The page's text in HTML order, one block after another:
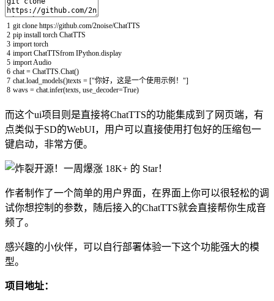
1
2
3
4
5
6
7
8
git clone https://github com/2noise/ChatTTS
pip install torch ChatTTS
import torch
import ChatTTSfrom IPython display
import Audio
chat = ChatTTS Chat()
chat load_models()texts = ["你好，这是一个使用示例！"]
wavs = chat infer(texts use_decoder=True)
而这个ui项目则是直接将ChatTTS的功能集成到了网页端，有
点类似于SD的WebUI，用户可以直接使用打包好的压缩包一
键启动，非常方便。
作者制作了一个简单的用户界面，在界面上你可以很轻松的调
试你想控制的参数，随后接入的ChatTTS就会直接帮你生成音
频了。
感兴趣的小伙伴，可以自行部署体验一下这个功能强大的模
型。
项目地址：